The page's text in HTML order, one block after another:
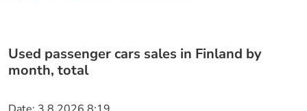
vuositilasto
Used passenger cars sales in Finland by
month, total